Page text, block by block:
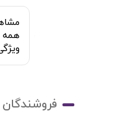
همه
فروشندگان